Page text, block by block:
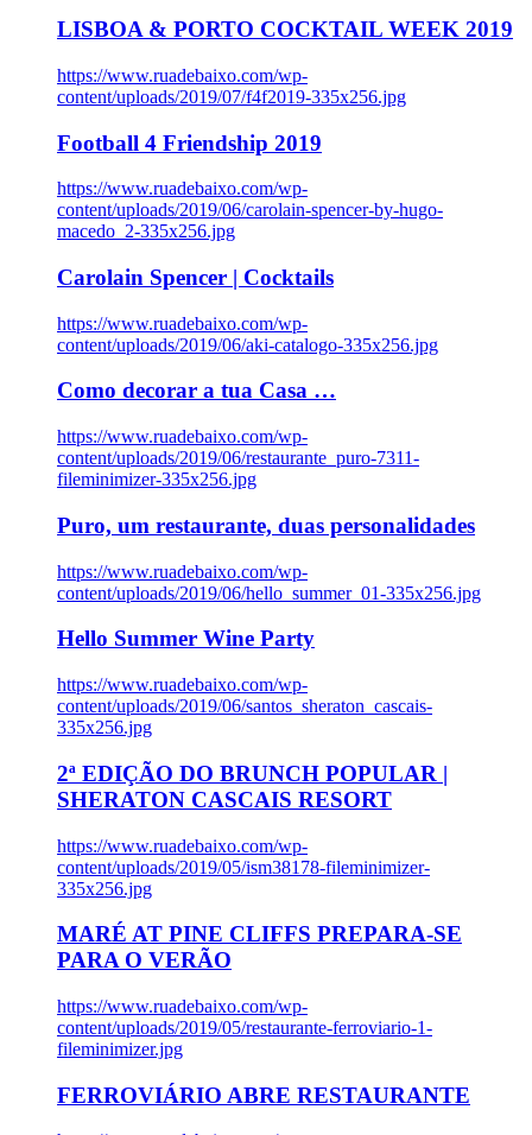
LISBOA & PORTO COCKTAIL WEEK 2019
https://www.ruadebaixo.com/wp-
content/uploads/2019/07/f4f2019-335x256.jpg
Football 4 Friendship 2019
https://www.ruadebaixo.com/wp-
content/uploads/2019/06/carolain-spencer-by-hugo-
macedo_2-335x256.jpg
Carolain Spencer | Cocktails
https://www.ruadebaixo.com/wp-
content/uploads/2019/06/aki-catalogo-335x256.jpg
Como decorar a tua Casa …
https://www.ruadebaixo.com/wp-
content/uploads/2019/06/restaurante_puro-7311-
fileminimizer-335x256.jpg
Puro, um restaurante, duas personalidades
https://www.ruadebaixo.com/wp-
content/uploads/2019/06/hello_summer_01-335x256.jpg
Hello Summer Wine Party
https://www.ruadebaixo.com/wp-
content/uploads/2019/06/santos_sheraton_cascais-
335x256.jpg
2ª EDIÇÃO DO BRUNCH POPULAR |
SHERATON CASCAIS RESORT
https://www.ruadebaixo.com/wp-
content/uploads/2019/05/ism38178-fileminimizer-
335x256.jpg
MARÉ AT PINE CLIFFS PREPARA-SE
PARA O VERÃO
https://www.ruadebaixo.com/wp-
content/uploads/2019/05/restaurante-ferroviario-1-
fileminimizer.jpg
FERROVIÁRIO ABRE RESTAURANTE